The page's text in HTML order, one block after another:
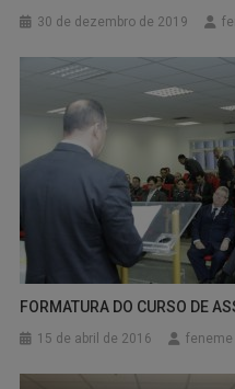
30 de dezembro de 2019
FORMATURA DO CURSO DE
15 de abril de 2016 feneme